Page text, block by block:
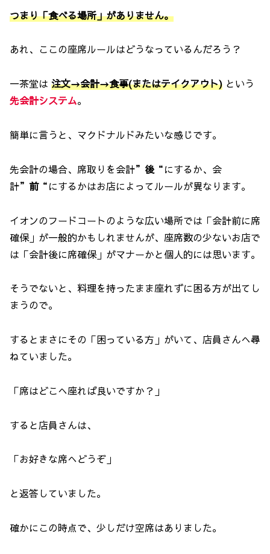
つまり「食べる場所」がありません。
あれ、ここの座席ルールはどうなっているんだろう？
一茶堂は 注文→会計→食事(またはテイクアウト) という
先会計システム。
簡単に言うと、マクドナルドみたいな感じです。
先会計の場合、席取りを会計” 後 “にするか、会
計” 前“にするかはお店によってルールが異なります。
イオンのフードコートのような広い場所では「会計前に席
確保」が一般的かもしれませんが、座席数の少ないお店で
は「会計後に席確保」がマナーかと個人的には思います。
そうでないと、料理を持ったまま座れずに困る方が出てし
まうので。
するとまさにその「困っている方」がいて、店員さんへ尋
ねていました。
「席はどこへ座れば良いですか？」
すると店員さんは、
「お好きな席へどうぞ」
と返答していました。
確かにこの時点で、少しだけ空席はありました。